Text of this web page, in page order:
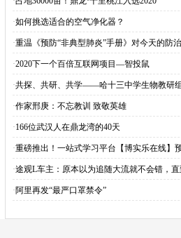
·如何挑选适合的空气净化器？
·重温《预防“非典型肺炎”手册》对今天的防
·2020下一个百倍互联网项目—智投鼠
·共探、共研、共学——哈十三中学生物教研
·作家邢庚：不忘教训 致敬英雄
·166位武汉人在鼎龙湾的40天
·重磅推出！一站式学习平台【博实乐在线】
·途观L车主：原本以为追随大流就不会错，
·阿里再发“最严口罩禁令”